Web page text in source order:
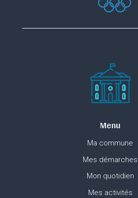
Menu
Ma commune
Mes démarches
Mon quotidien
Mes activités